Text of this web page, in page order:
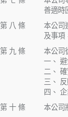
善適時
第 八 條
本公司
及事項
第 九 條
本公司
一、
二、
三、
四、
第 十 條
本公司